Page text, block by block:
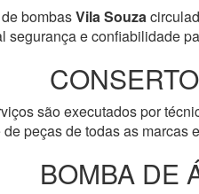
bombasVila Souza
segurança e confiabilidade
são executados por
peças de todas as marcas
BOMBA DE